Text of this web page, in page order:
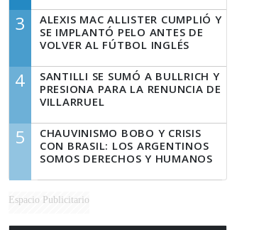
3
ALEXIS MAC ALLISTER CUMPLIÓ Y
SE IMPLANTÓ PELO ANTES DE
VOLVER AL FÚTBOL INGLÉS
4
SANTILLI SE SUMÓ A BULLRICH Y
PRESIONA PARA LA RENUNCIA DE
VILLARRUEL
5
CHAUVINISMO BOBO Y CRISIS
CON BRASIL: LOS ARGENTINOS
SOMOS DERECHOS Y HUMANOS
Espacio Publicitario